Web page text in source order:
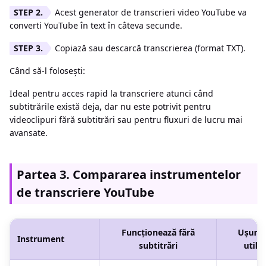
Acest generator de transcrieri video YouTube va
converti YouTube în text în câteva secunde.
Copiază sau descarcă transcrierea (format TXT).
Când să-l folosești:
Ideal pentru acces rapid la transcriere atunci când
subtitrările există deja, dar nu este potrivit pentru
videoclipuri fără subtitrări sau pentru fluxuri de lucru mai
avansate.
Partea 3. Compararea instrumentelor
de transcriere YouTube
Instrument
Funcționează fără
subtitrări